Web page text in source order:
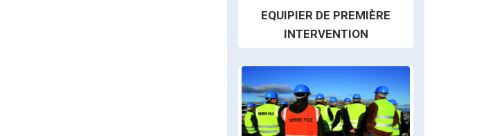
EQUIPIER DE PREMIÈRE
INTERVENTION